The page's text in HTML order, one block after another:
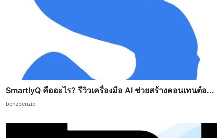
SmartlyQ คืออะไร? รีวิวเครื่องมือ AI ช่วยสร้างคอนเทนต์อ...
benzbenzio